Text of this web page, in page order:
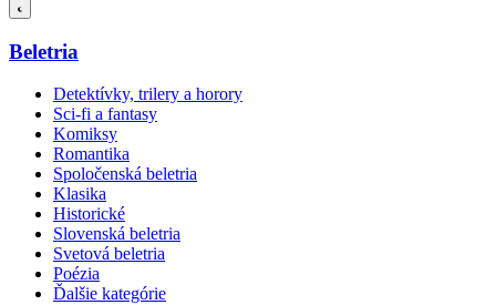
Beletria
Detektívky, trilery a horory
Sci-fi a fantasy
Komiksy
Romantika
Spoločenská beletria
Klasika
Historické
Slovenská beletria
Svetová beletria
Poézia
Ďalšie kategórie